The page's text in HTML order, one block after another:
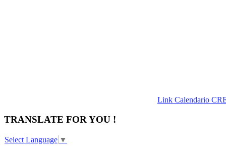
Link Calendario
TRANSLATE FOR YOU !
Select Language ▼